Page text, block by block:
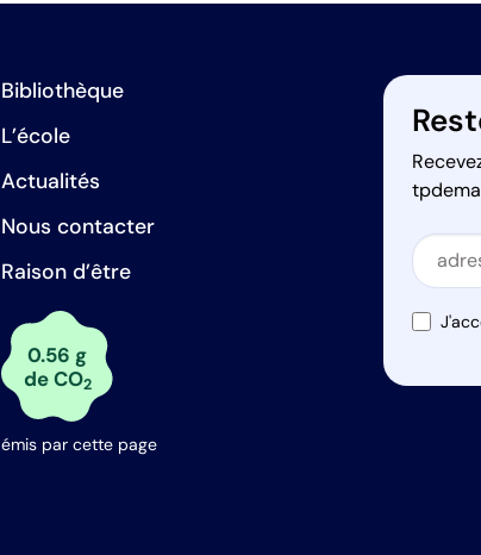
Bibliothèque
L’école
Actualités
Nous contacter
Raison d’être
0.56 g
de CO2
émis par cette page